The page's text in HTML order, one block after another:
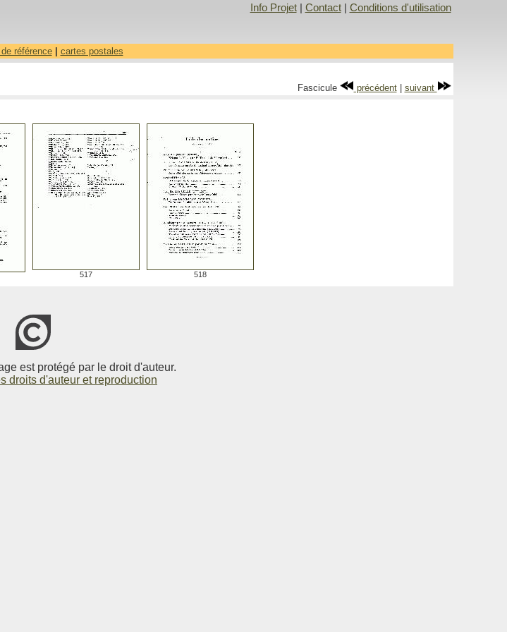
Info Projet| Contact| Conditions d'utilisation
référence| cartes postales
Fascicule précédent| suivant
517 518
est protégé par le droit d'auteur.
droits d'auteur et reproduction